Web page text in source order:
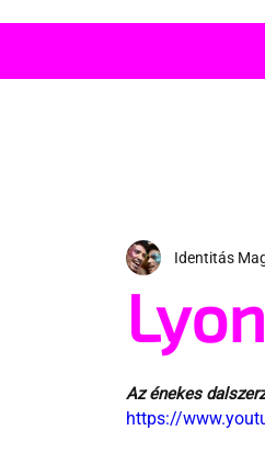
Identitás
Az énekes
https://